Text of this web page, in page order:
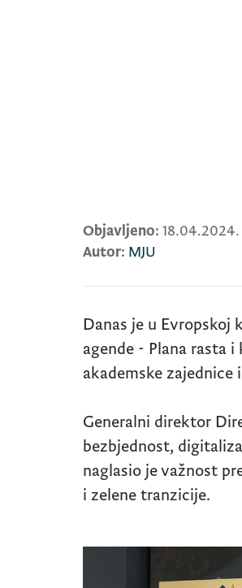
Objavljeno: 18.04.2024.
Autor: MJU
Danas je u Evropskoj
agende - Plana rasta
akademske zajednice
Generalni direktor
bezbjednost,
naglasio je važnost
i zelene tranzicije.